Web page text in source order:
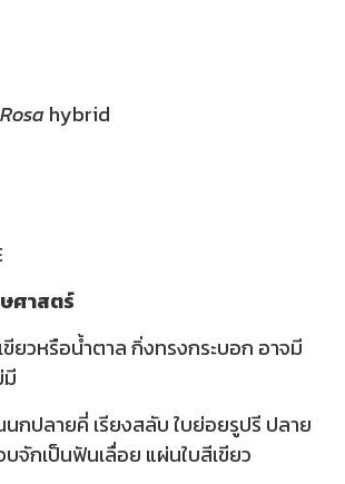
Rosa hybrid
ศาสตร์
ยวหรือน้ำตาล กิ่งทรงกระบอก อาจมี
กปลายคี่ เรียงสลับ ใบย่อยรูปรี ปลาย
จักเป็นฟันเลื่อย แผ่นใบสีเขียว